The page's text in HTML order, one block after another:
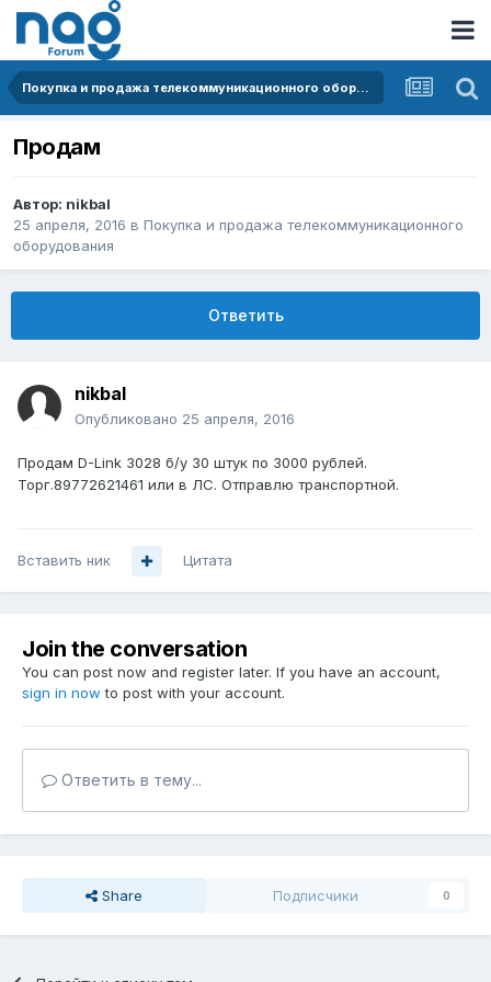
Покупка и продажа телекоммуникационного оборудования
Продам
Автор: nikbal
25 апреля, 2016 в Покупка и продажа телекоммуникационного
оборудования
Ответить
nikbal
Опубликовано 25 апреля, 2016
Продам D-Link 3028 б/у 30 штук по 3000 рублей.
Торг.89772621461 или в ЛС. Отправлю транспортной.
Вставить ник Цитата
Join the conversation
You can post now and register later. If you have an account,
sign in now to post with your account.
Ответить в тему...
Share Подписчики 0